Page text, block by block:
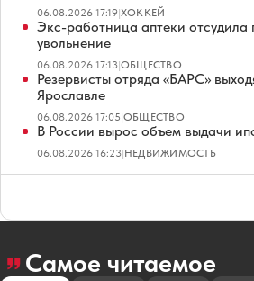
06.08.2026 17:19|ХОККЕЙ
Экс-работница аптеки отсудила
увольнение
06.08.2026 17:13|ОБЩЕСТВО
Резервисты отряда «БАРС»
Ярославле
06.08.2026 17:05|ОБЩЕСТВО
В России вырос объем выдачи
06.08.2026 16:23|НЕДВИЖИМОСТЬ
Самое читаемое